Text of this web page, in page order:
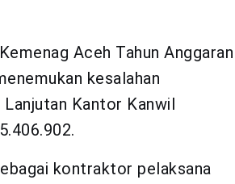
Aceh Tahun Anggaran
kesalahan
Lanjutan Kantor Kanwil
kontraktor pelaksana